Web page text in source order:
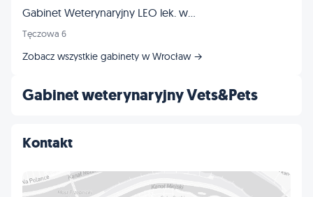
Gabinet weterynaryjny Vets&Pets
Kontakt
Gabinet Weterynaryjny LEO lek. wet. Tomasz Frankowski
Tęczowa 6
Zobacz wszystkie gabinety w Wrocław →